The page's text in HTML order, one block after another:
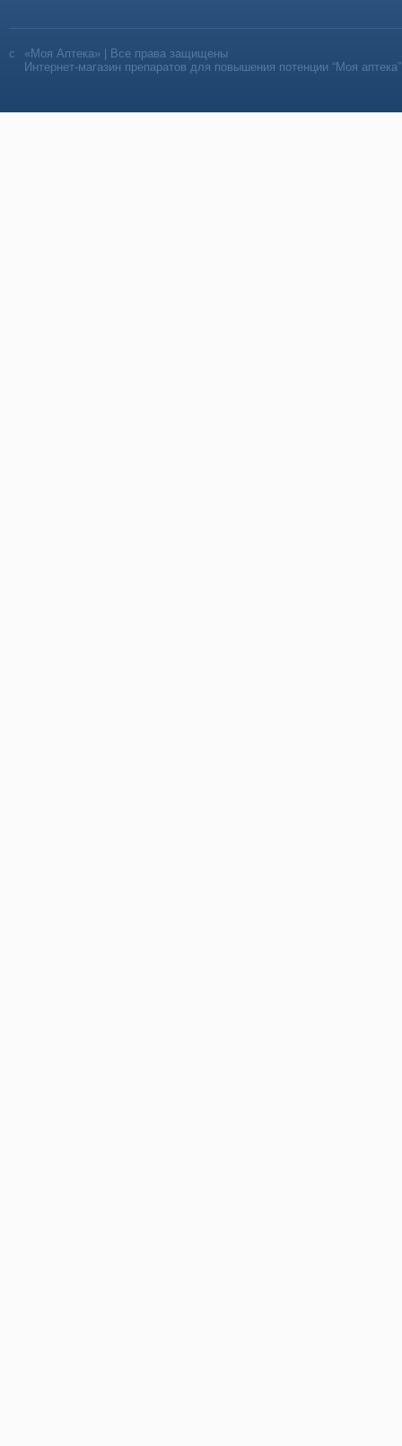
«Моя Аптека» | Все права защищены
Интернет-магазин препаратов для повышения потенции “Моя